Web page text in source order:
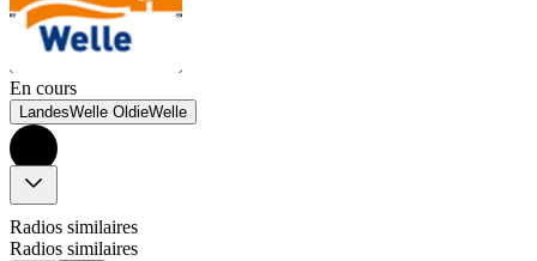
En cours
LandesWelle OldieWelle
Radios similaires
Radios similaires